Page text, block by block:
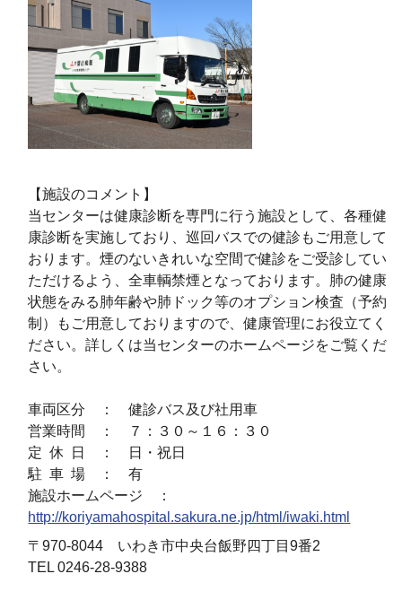
【施設のコメント】
当センターは健康診断を専門に行う施設として、各種健
康診断を実施しており、巡回バスでの健診もご用意して
おります。煙のないきれいな空間で健診をご受診してい
ただけるよう、全車輌禁煙となっております。肺の健康
状態をみる肺年齢や肺ドック等のオプション検査（予約
制）もご用意しておりますので、健康管理にお役立てく
ださい。詳しくは当センターのホームページをご覧くだ
さい。
車両区分 ： 健診バス及び社用車
営業時間 ： ７：３０～１６：３０
定 休 日 ： 日・祝日
駐 車 場 ： 有
施設ホームページ ：
http://koriyamahospital.sakura.ne.jp/html/iwaki.html
〒970-8044 いわき市中央台飯野四丁目9番2
TEL 0246-28-9388